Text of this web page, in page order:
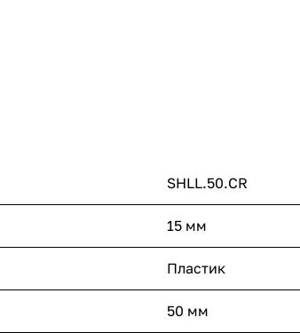
SHLL.50.CR
15 мм
Пластик
50 мм